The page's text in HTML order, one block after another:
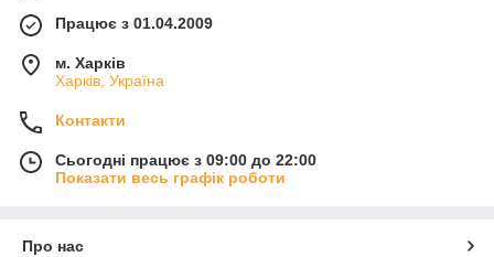
Працює з 01.04.2009
м. Харків
Харків, Україна
Контакти
Сьогодні працює з 09:00 до 22:00
Показати весь графік роботи
Про нас